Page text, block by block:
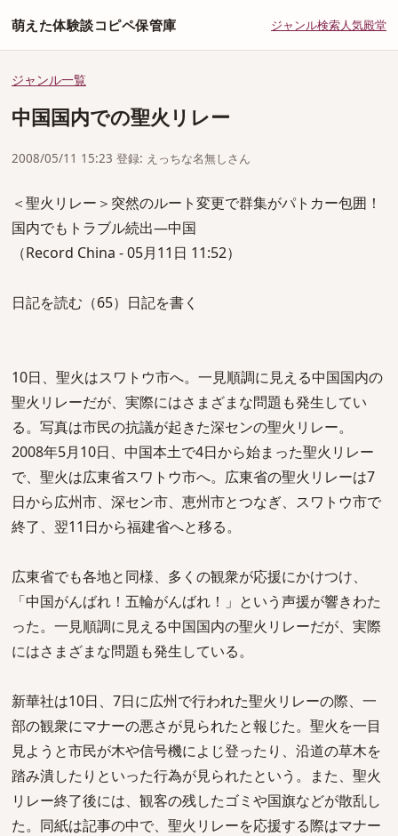
萌えた体験談コピペ保管庫 ジャンル検索人気殿堂
ジャンル一覧
中国国内での聖火リレー
2008/05/11 15:23 登録: えっちな名無しさん
＜聖火リレー＞突然のルート変更で群集がパトカー包囲！
国内でもトラブル続出―中国
（Record China - 05月11日 11:52）
日記を読む（65）日記を書く
10日、聖火はスワトウ市へ。一見順調に見える中国国内の
聖火リレーだが、実際にはさまざまな問題も発生してい
る。写真は市民の抗議が起きた深センの聖火リレー。
2008年5月10日、中国本土で4日から始まった聖火リレー
で、聖火は広東省スワトウ市へ。広東省の聖火リレーは7
日から広州市、深セン市、恵州市とつなぎ、スワトウ市で
終了、翌11日から福建省へと移る。
広東省でも各地と同様、多くの観衆が応援にかけつけ、
「中国がんばれ！五輪がんばれ！」という声援が響きわた
った。一見順調に見える中国国内の聖火リレーだが、実際
にはさまざまな問題も発生している。
新華社は10日、7日に広州で行われた聖火リレーの際、一
部の観衆にマナーの悪さが見られたと報じた。聖火を一目
見ようと市民が木や信号機によじ登ったり、沿道の草木を
踏み潰したりといった行為が見られたという。また、聖火
リレー終了後には、観客の残したゴミや国旗などが散乱し
た。同紙は記事の中で、聖火リレーを応援する際はマナー